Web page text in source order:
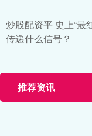
炒股配资平 史上“最
传递什么信号？
推荐资讯